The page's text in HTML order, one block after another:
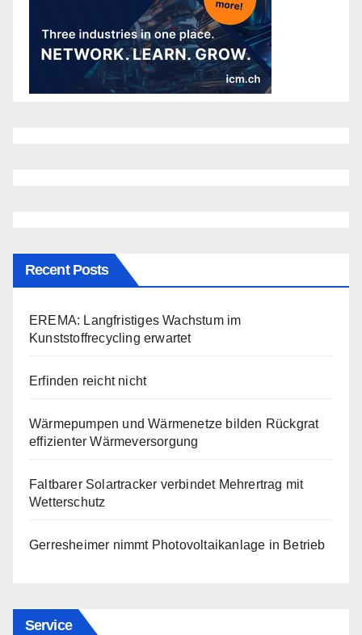
Recent Posts
EREMA: Langfristiges Wachstum im
Kunststoffrecycling erwartet
Erfinden reicht nicht
Wärmepumpen und Wärmenetze bilden Rückgrat
effizienter Wärmeversorgung
Faltbarer Solartracker verbindet Mehrertrag mit
Wetterschutz
Gerresheimer nimmt Photovoltaikanlage in Betrieb
Service